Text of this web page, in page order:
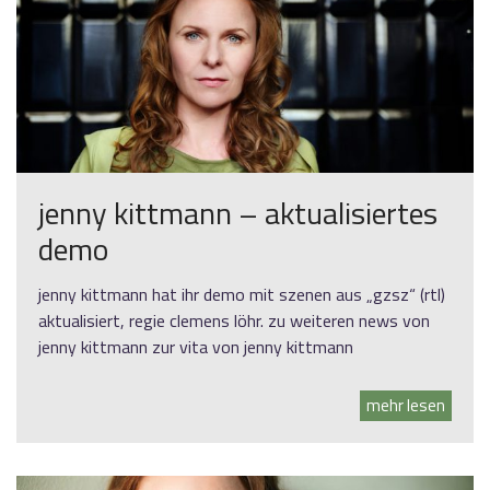
jenny kittmann – aktualisiertes
demo
jenny kittmann hat ihr demo mit szenen aus „gzsz“ (rtl)
aktualisiert, regie clemens löhr. zu weiteren news von
jenny kittmann zur vita von jenny kittmann
mehr lesen